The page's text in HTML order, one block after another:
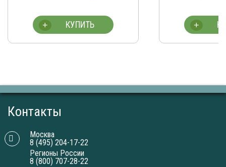
КУПИТЬ
+ +
Контакты
Москва
8 (495) 204-17-22
Регионы России
8 (800) 707-28-22